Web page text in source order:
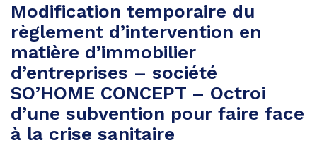
Modification temporaire du
règlement d’intervention en
matière d’immobilier
d’entreprises – société
SO’HOME CONCEPT – Octroi
d’une subvention pour faire face
à la crise sanitaire